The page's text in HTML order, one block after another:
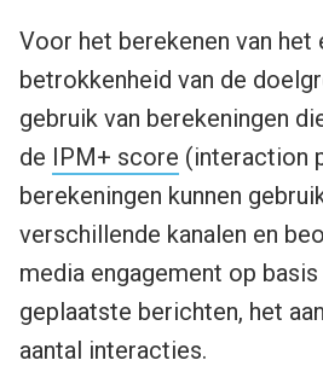
Voor het berekenen van het
betrokkenheid van de
gebruik van berekeningen
de IPM+ score (interaction
berekeningen kunnen
verschillende kanalen en
media engagement op
geplaatste berichten, het
aantal interacties.